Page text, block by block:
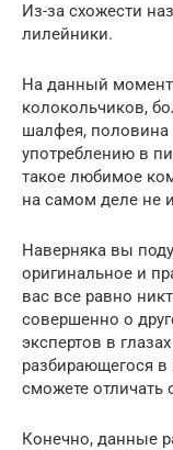
Из-за схожести
лилейники.
На данный момент
колокольчиков,
шалфея, половина
употреблению в
такое любимое
на самом деле не
Наверняка вы
оригинальное и
вас все равно
совершенно о
экспертов в
разбирающегося
сможете отличать
Конечно, данные